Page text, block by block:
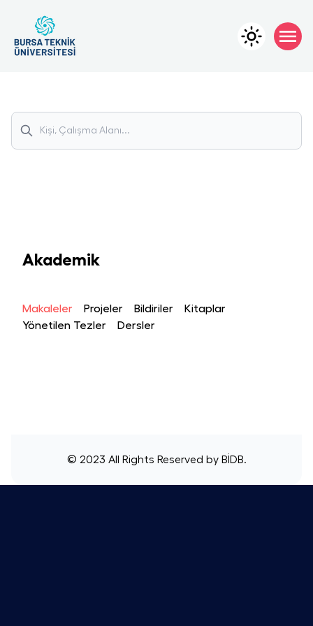
Akademik
Makaleler Projeler Bildiriler
Kitaplar
Yönetilen Tezler
Dersler
© 2023 All Rights Reserved byBİDB.